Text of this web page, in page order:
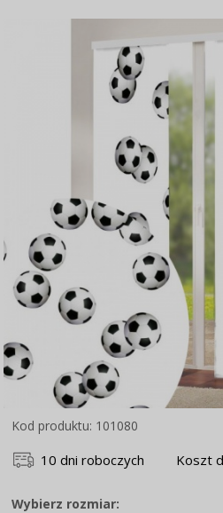
Kod produktu: 101080
10 dni roboczych Koszt
Wybierz rozmiar: